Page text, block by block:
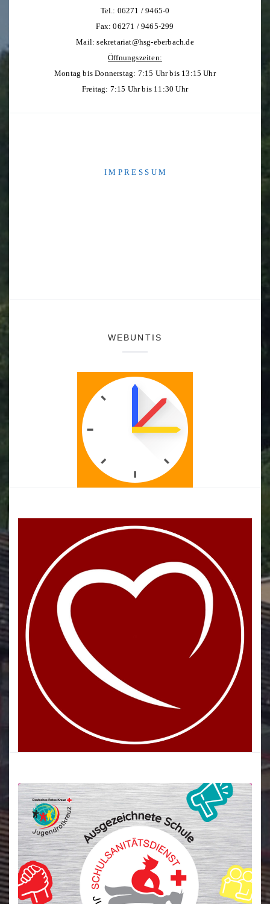
Tel.: 06271 / 9465-0
Fax: 06271 / 9465-299
Mail:sekretariat@hsg-eberbach.de
Öffnungszeiten:
Montag bis Donnerstag: 7:15 Uhr bis 13:15 Uhr
Freitag: 7:15 Uhr bis 11:30 Uhr
I M P R E S S U M
WEBUNTIS